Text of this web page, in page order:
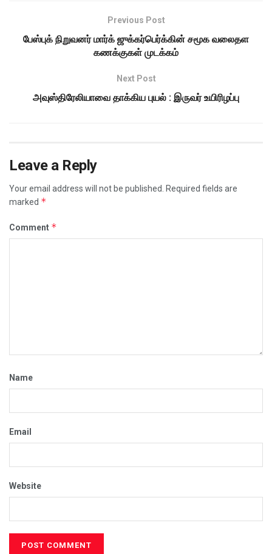
Previous Post
பேஸ்புக் நிறுவனர் மார்க் ஜுக்கர்பெர்க்கின் சமூக வலைதள
கணக்குகள் முடக்கம்
Next Post
அவுஸ்திரேலியாவை தாக்கிய புயல் : இருவர் உயிரிழப்பு
Leave a Reply
Your email address will not be published.
Required fields are
marked *
Comment *
Name
Email
Website